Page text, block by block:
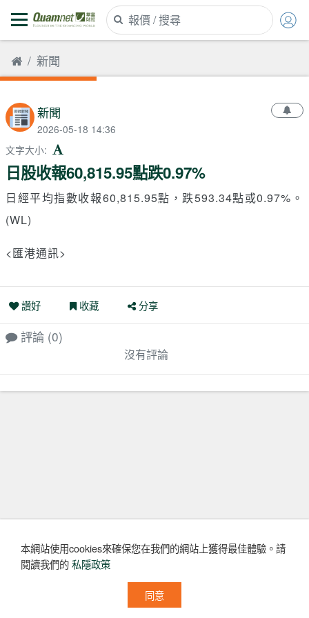
新聞
新聞
2026-05-18 14:36
文字大小:
日股收報60,815.95點跌0.97%
日經平均指數收報60,815.95點，跌593.34點或0.97%。
(WL)
<匯港通訊>
讚好 收藏 分享
評論 (0)
沒有評論
本網站使用cookies來確保您在我們的網站上獲得最佳體驗。請
閱讀我們的私隱政策
同意